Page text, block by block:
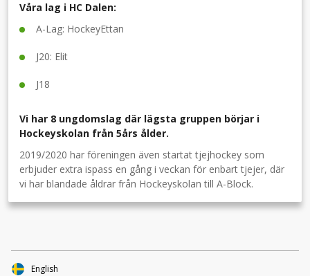
Våra lag i HC Dalen:
A-Lag: HockeyEttan
J20: Elit
J18
Vi har 8 ungdomslag där lägsta gruppen börjar i
Hockeyskolan från 5års ålder.
2019/2020 har föreningen även startat tjejhockey som
erbjuder extra ispass en gång i veckan för enbart tjejer, där
vi har blandade åldrar från Hockeyskolan till A-Block.
English